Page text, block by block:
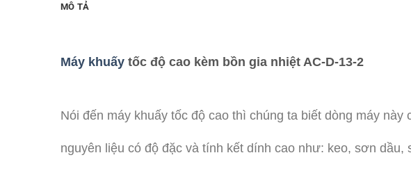
MÔ TẢ
Máy khuấy tốc độ cao kèm bồn gia nhiệt AC-D-13-2
Nói đến máy khuấy tốc độ cao thì chúng ta biết dòng máy
nguyên liệu có độ đặc và tính kết dính cao như: keo, sơn